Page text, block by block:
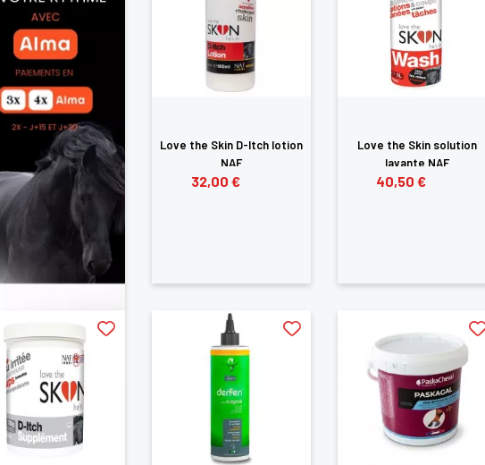
Love the Skin D-Itch lotion
NAF
32,00 €
Love the Skin solution
lavante NAF
40,50 €